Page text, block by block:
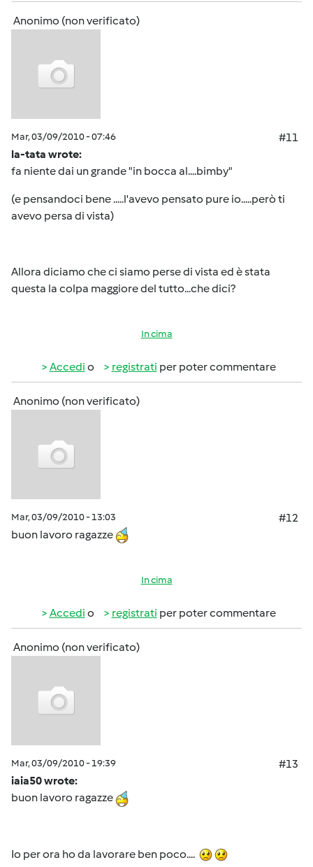
Anonimo (non verificato)
Mar, 03/09/2010 - 07:46
#11
la-tata wrote:
fa niente dai un grande "in bocca al....bimby"
(e pensandoci bene .....l'avevo pensato pure io.....però ti
avevo persa di vista)
Allora diciamo che ci siamo perse di vista ed è stata
questa la colpa maggiore del tutto...che dici?
In cima
Accedi o registrati per poter commentare
Anonimo (non verificato)
Mar, 03/09/2010 - 13:03
#12
buon lavoro ragazze
In cima
Accedi o registrati per poter commentare
Anonimo (non verificato)
Mar, 03/09/2010 - 19:39
#13
iaia50 wrote:
buon lavoro ragazze
Io per ora ho da lavorare ben poco....